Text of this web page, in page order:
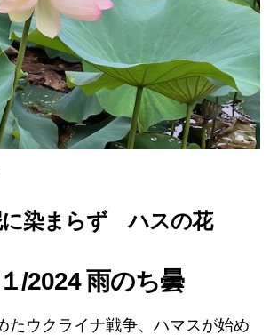
染まらず ハスの花
/2024 雨のち曇
たウクライナ戦争、ハマスが始め